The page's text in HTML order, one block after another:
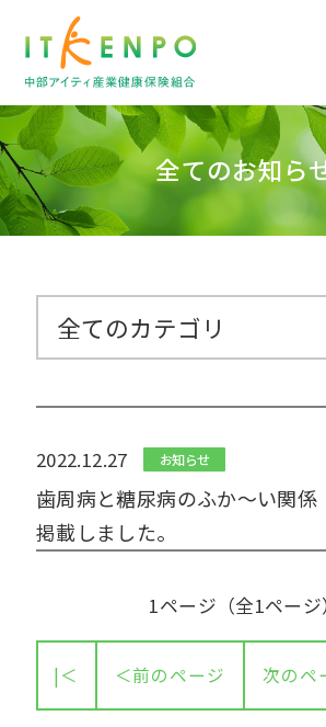
全てのお知ら
2022.12.27 お知らせ
歯周病と糖尿病のふか～い関係
掲載しました。
1ページ（全1ページ
|＜ ＜前のページ 次のペ